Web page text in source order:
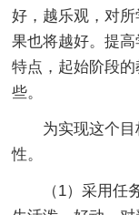
好，越乐观，对
果也将越好。提
特点，起始阶段
些。
为实现这个目
性。
（1）采用任务